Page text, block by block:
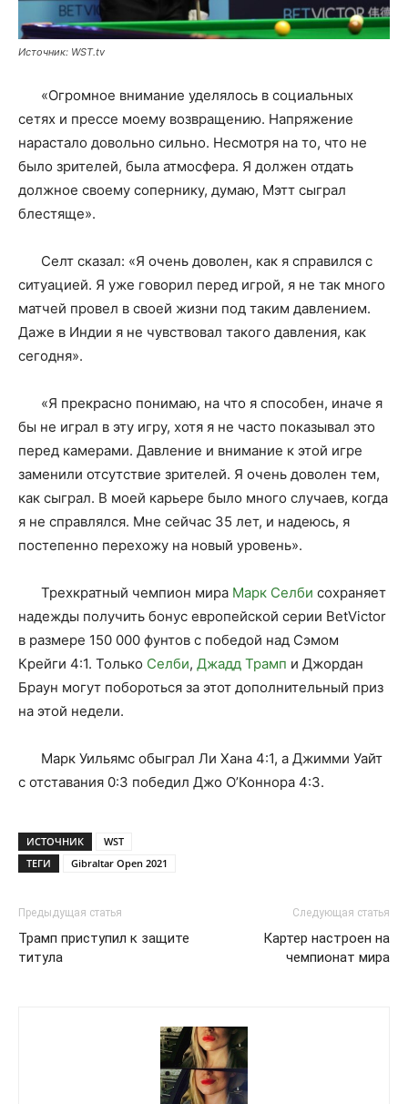
Источник: WST.tv
«Огромное внимание уделялось в социальных
сетях и прессе моему возвращению. Напряжение
нарастало довольно сильно. Несмотря на то, что не
было зрителей, была атмосфера. Я должен отдать
должное своему сопернику, думаю, Мэтт сыграл
блестяще».
Селт сказал: «Я очень доволен, как я справился с
ситуацией. Я уже говорил перед игрой, я не так много
матчей провел в своей жизни под таким давлением.
Даже в Индии я не чувствовал такого давления, как
сегодня».
«Я прекрасно понимаю, на что я способен, иначе я
бы не играл в эту игру, хотя я не часто показывал это
перед камерами. Давление и внимание к этой игре
заменили отсутствие зрителей. Я очень доволен тем,
как сыграл. В моей карьере было много случаев, когда
я не справлялся. Мне сейчас 35 лет, и надеюсь, я
постепенно перехожу на новый уровень».
Трехкратный чемпион мира Марк Селби сохраняет
надежды получить бонус европейской серии BetVictor
в размере 150 000 фунтов с победой над Сэмом
Крейги 4:1. Только Селби, Джадд Трамп и Джордан
Браун могут побороться за этот дополнительный приз
на этой недели.
Марк Уильямс обыграл Ли Хана 4:1, а Джимми Уайт
с отставания 0:3 победил Джо О’Коннора 4:3.
ИСТОЧНИК
WST
ТЕГИ
Gibraltar Open 2021
Предыдущая статья
Трамп приступил к защите
титула
Следующая статья
Картер настроен на
чемпионат мира